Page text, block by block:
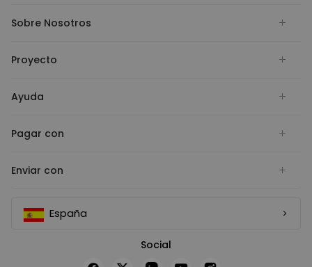
Sobre Nosotros
Proyecto
Ayuda
Pagar con
Enviar con
España
Social